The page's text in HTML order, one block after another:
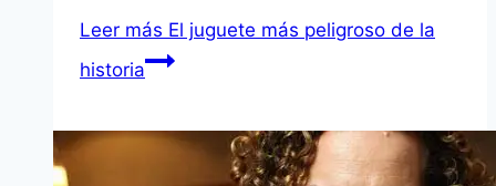
Leer más El juguete más peligroso de la
historia